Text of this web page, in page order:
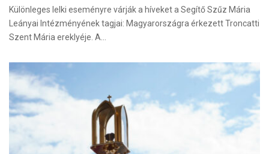
Különleges lelki eseményre várják a híveket a Segítő Szűz Mária
Leányai Intézményének tagjai: Magyarországra érkezett Troncatti
Szent Mária ereklyéje. A…